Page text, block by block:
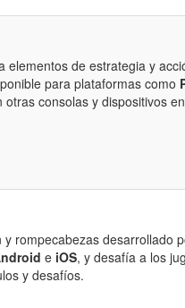
elementos de estrategia y
para plataformas como
consolas y dispositivos
rompecabezas desarrollado
e iOS, y desafía a los
y desafíos.